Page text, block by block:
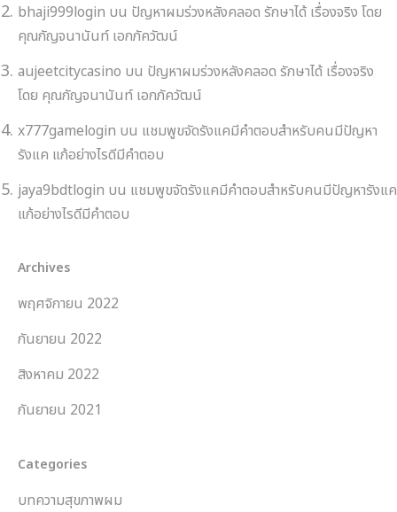
bhaji999login บน ปัญหาผมร่วงหลังคลอด รักษาได้ เรื่องจริง โดย
คุณกัญจนานันท์ เอกภัควัฒน์
aujeetcitycasino บน ปัญหาผมร่วงหลังคลอด รักษาได้ เรื่องจริง
โดย คุณกัญจนานันท์ เอกภัควัฒน์
x777gamelogin บน แชมพูขจัดรังแคมีคำตอบสำหรับคนมีปัญหา
รังแค แก้อย่างไรดีมีคำตอบ
jaya9bdtlogin บน แชมพูขจัดรังแคมีคำตอบสำหรับคนมีปัญหารังแค
แก้อย่างไรดีมีคำตอบ
Archives
พฤศจิกายน 2022
กันยายน 2022
สิงหาคม 2022
กันยายน 2021
Categories
บทความสุขภาพผม